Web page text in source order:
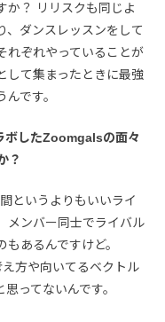
か？ リリスクも同じよ
、ダンスレッスンをして
れぞれやっていることが
して集まったときに最強
です。
したZoomgalsの面々
？
というよりもいいライ
メンバー同士でライバル
あるんですけど。
方や向いてるベクトル
ってないんです。